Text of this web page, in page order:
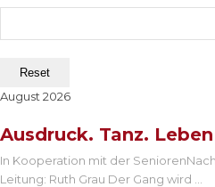
Reset
August 2026
Ausdruck. Tanz. Leben
In Kooperation mit der
Leitung: Ruth Grau Der Gang wird